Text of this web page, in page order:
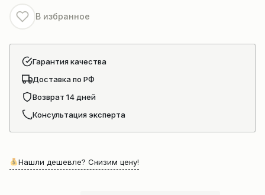
SRC400
В избранное
Гарантия качества
Доставка по РФ
Возврат 14 дней
Консультация эксперта
Нашли дешевле? Снизим цену!